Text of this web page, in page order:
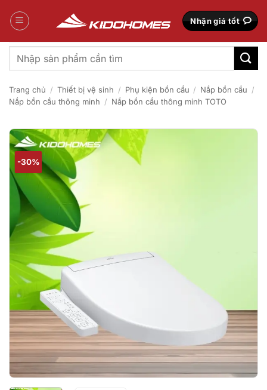
qua
Nhận giá tốt
Tìm
kiếm:
Trang chủ / Thiết bị vệ sinh / Phụ kiện bồn cầu / Nắp bồn cầu /
Nắp bồn cầu thông minh / Nắp bồn cầu thông minh TOTO
-30%